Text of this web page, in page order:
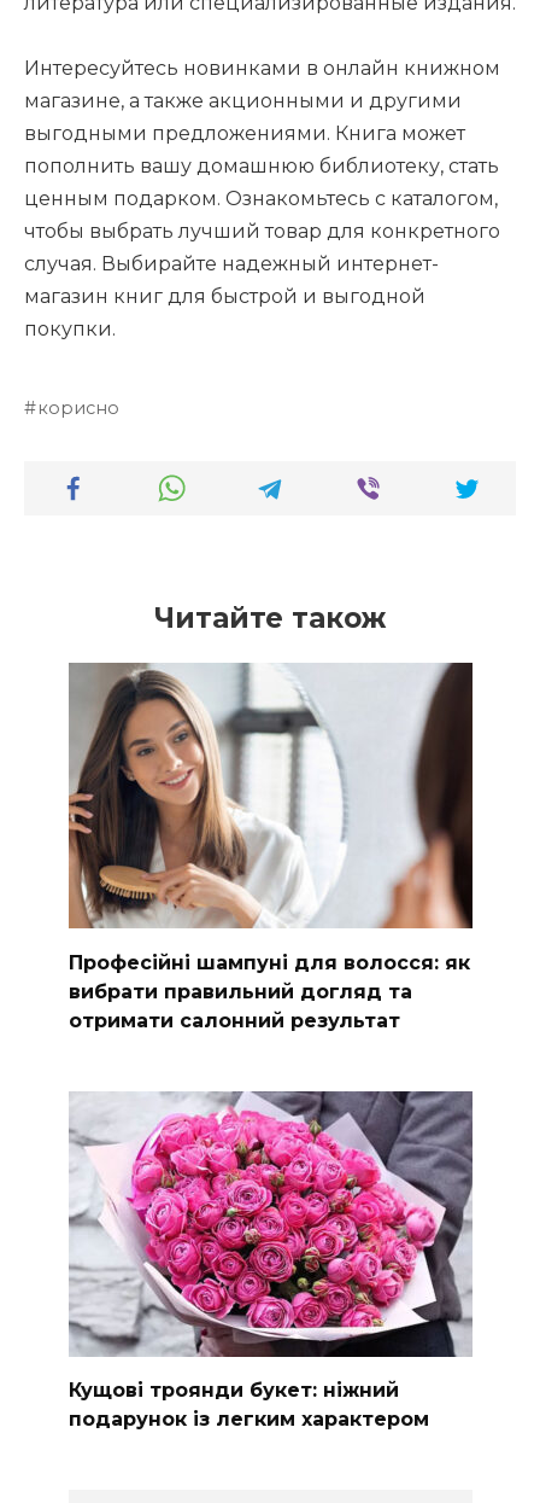
Интересуйтесь новинками в онлайн книжном
магазине, а также акционными и другими
выгодными предложениями. Книга может
пополнить вашу домашнюю библиотеку, стать
ценным подарком. Ознакомьтесь с каталогом,
чтобы выбрать лучший товар для конкретного
случая. Выбирайте надежный интернет-
магазин книг для быстрой и выгодной
покупки.
корисно
Читайте також
Професійні шампуні для волосся: як
вибрати правильний догляд та
отримати салонний результат
Кущові троянди букет: ніжний
подарунок із легким характером